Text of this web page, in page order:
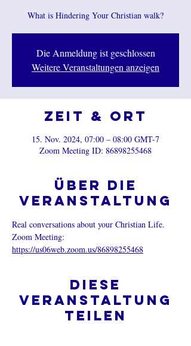
What is Hindering Your Christian walk?
Die Anmeldung ist geschlossen
Weitere Veranstaltungen anzeigen
Zeit & Ort
15. Nov. 2024, 07:00 – 08:00 GMT-7
Zoom Meeting ID: 86898255468
Über die
Veranstaltung
Real conversations about your Christian Life.
Zoom Meeting:
https://us06web.zoom.us/86898255468
Diese
Veranstaltung
teilen